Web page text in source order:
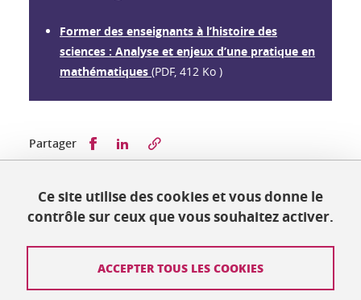
Former des enseignants à l’histoire des
sciences : Analyse et enjeux d’une pratique en
mathématiques (PDF, 412 Ko )
Partager Partager sur Facebook
Partager sur LinkedIn
Publié le 19 juin 2019
Mis à jour le 19 juin 2019
Ce site utilise des cookies et vous donne le
contrôle sur ceux que vous souhaitez activer.
ACCEPTER TOUS LES COOKIES